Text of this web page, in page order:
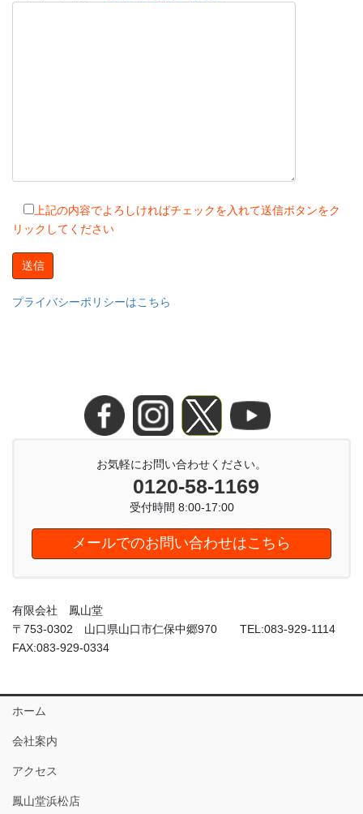
上記の内容でよろしければチェックを入れて送信ボタンをク
リックしてください
プライバシーポリシーはこちら
お気軽にお問い合わせください。
0120-58-1169
受付時間 8:00-17:00
メールでのお問い合わせはこちら
有限会社 鳳山堂
〒753-0302 山口県山口市仁保中郷970 TEL:083-929-1114
FAX:083-929-0334
ホーム
会社案内
アクセス
鳳山堂浜松店